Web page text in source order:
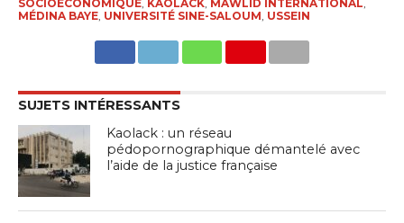
SOCIOÉCONOMIQUE, KAOLACK MAWLID INTERNATIONAL
MÉDINA BAYE, UNIVERSITÉ SINE-SALOUM USSEIN
SUJETS INTÉRESSANTS
Kaolack : un réseau
pédopornographique démantelé avec
l’aide de la justice française